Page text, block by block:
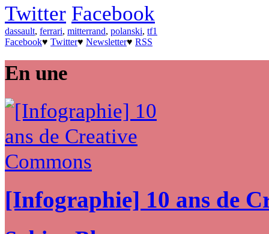
Twitter Facebook
dassault, ferrari, mitterrand, polanski, tf1
Facebook♥ Twitter♥ Newsletter♥ RSS
En une
[Infographie] 10 ans de